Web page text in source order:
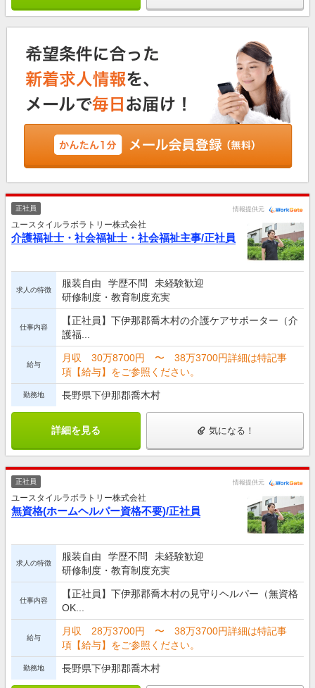
正社員 情報提供元
ユースタイルラボラトリー株式会社
介護福祉士・社会福祉士・社会福祉主事/正社員
求人の特徴
服装自由 学歴不問
未経験歓迎
研修制度・教育制度充実
仕事内容
【正社員】下伊那郡喬木村の介護ケアサポーター（介
護福...
給与
月収 30万8700円 〜 38万3700円詳細は特記事
項【給与】をご参照ください。
勤務地 長野県下伊那郡喬木村
詳細を見る 気になる！
正社員 情報提供元
ユースタイルラボラトリー株式会社
無資格(ホームヘルパー資格不要)/正社員
求人の特徴
服装自由 学歴不問
未経験歓迎
研修制度・教育制度充実
仕事内容
【正社員】下伊那郡喬木村の見守りヘルパー（無資格
OK...
給与
月収 28万3700円 〜 38万3700円詳細は特記事
項【給与】をご参照ください。
勤務地 長野県下伊那郡喬木村